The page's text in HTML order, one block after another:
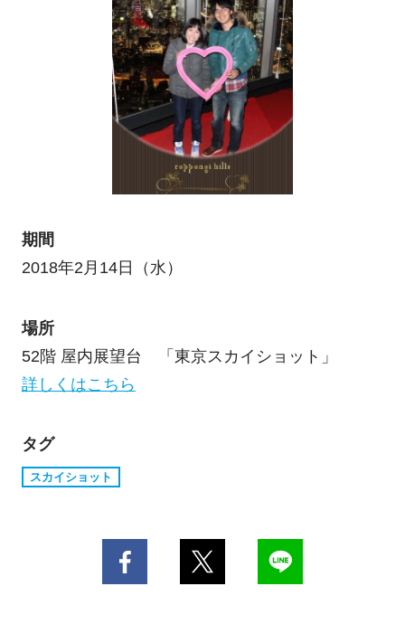
期間
2018年2月14日（水）
場所
52階 屋内展望台 「東京スカイショット」
詳しくはこちら
タグ
スカイショット